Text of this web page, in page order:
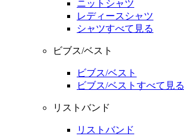
ニットシャツ
レディースシャツ
シャツすべて見る
ビブス/ベスト
ビブス/ベスト
ビブス/ベストすべて見る
リストバンド
リストバンド